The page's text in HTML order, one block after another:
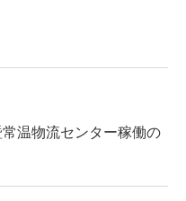
温物流センター稼働の